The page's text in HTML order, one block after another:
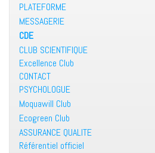
PLATEFORME
MESSAGERIE
CDE
CLUB SCIENTIFIQUE
Excellence Club
CONTACT
PSYCHOLOGUE
Moquawill Club
Ecogreen Club
ASSURANCE QUALITE
Référentiel officiel